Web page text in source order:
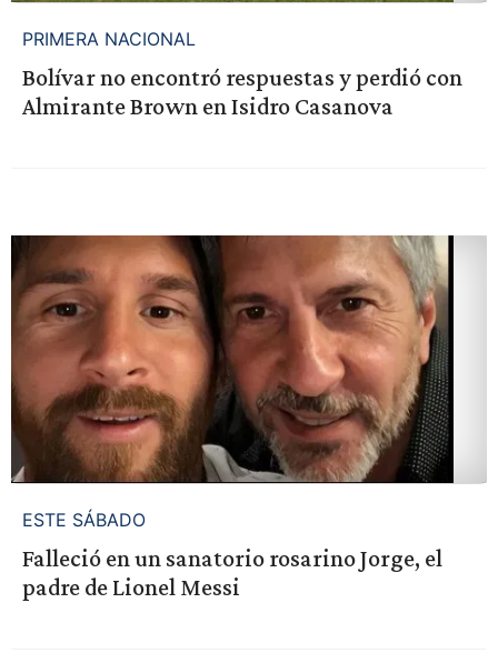
PRIMERA NACIONAL
Bolívar no encontró respuestas y perdió con
Almirante Brown en Isidro Casanova
ESTE SÁBADO
Falleció en un sanatorio rosarino Jorge, el
padre de Lionel Messi